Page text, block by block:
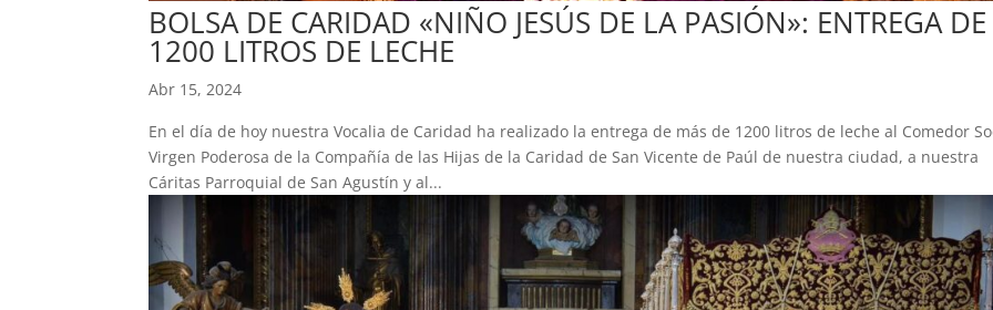
BOLSA DE CARIDAD «NIÑO JESÚS DE LA PASIÓN»: ENTREGA DE
1200 LITROS DE LECHE
Abr 15, 2024
En el día de hoy nuestra Vocalia de Caridad ha realizado la entrega de más de 1200 litros de leche al Comedor
Virgen Poderosa de la Compañía de las Hijas de la Caridad de San Vicente de Paúl de nuestra ciudad, a nuestra
Cáritas Parroquial de San Agustín y al...